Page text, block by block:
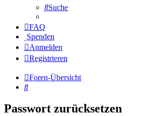
Suche
FAQ
Spenden
Anmelden
Registrieren
Foren-Übersicht
Suche
Passwort zurücksetzen